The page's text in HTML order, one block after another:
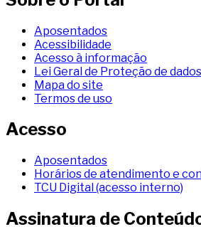
Aposentados
Acessibilidade
Acesso à informação
Lei Geral de Proteção de dados
Mapa do site
Termos de uso
Acesso
Aposentados
Horários de atendimento e
TCU Digital (acesso interno)
Assinatura de